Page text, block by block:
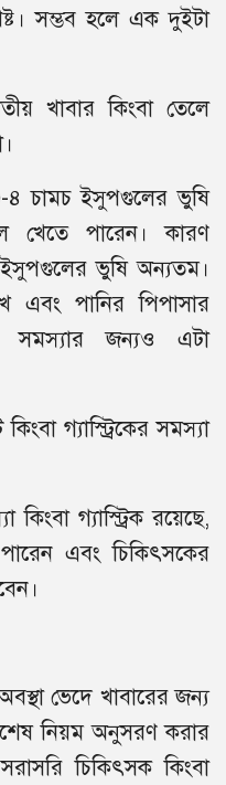
সম্ভব হলে এক দুইটা
খাবার কিংবা তেলে
৪ চামচ ইসুপগুলের ভুষি
পারেন। কারণ
ইসুপগুলের ভুষি অন্যতম।
এবং পানির পিপাসার
সমস্যার জন্যও এটা
গ্যাস্ট্রিকের সমস্যা
গ্যাস্ট্রিক রয়েছে,
এবং চিকিৎসকের
ভেদে খাবারের জন্য
নিয়ম অনুসরণ করার
চিকিৎসক কিংবা